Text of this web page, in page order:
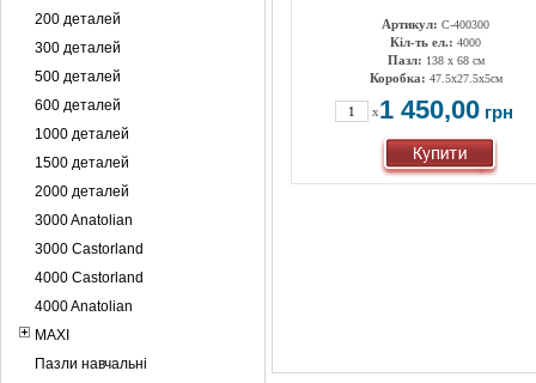
200 деталей
300 деталей
500 деталей
600 деталей
1000 деталей
1500 деталей
2000 деталей
3000 Anatolian
3000 Castorland
4000 Castorland
4000 Anatolian
MAXI
Пазли навчальні
Артикул: C-400300
Кіл-ть ел.: 4000
Пазл: 138 x 68 см
Коробка: 47.5х27.5х5см
x1 450,00 грн